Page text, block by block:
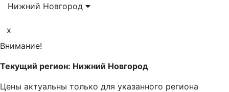
Нижний Новгород
x
Внимание!
Текущий регион: Нижний Новгород
Цены актуальны только для указанного региона